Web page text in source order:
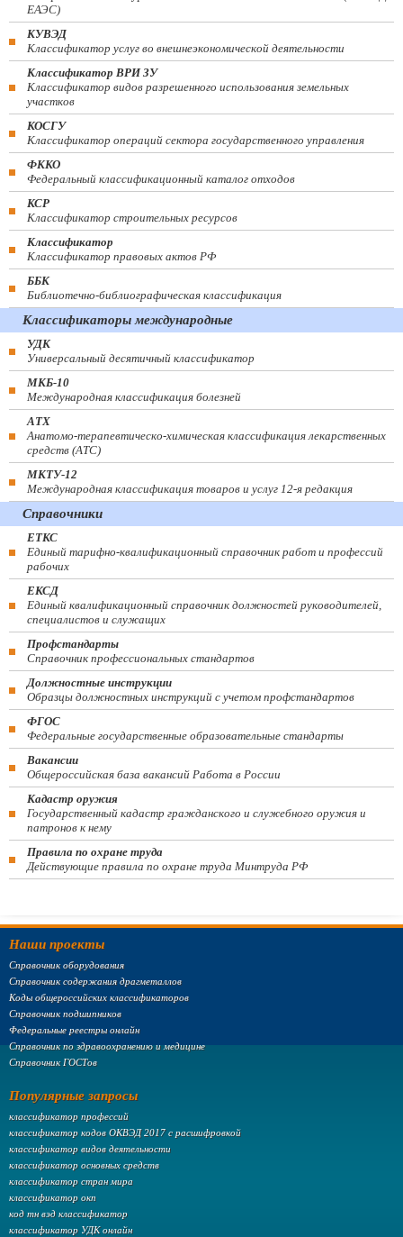
ЕАЭС)
КУВЭД
Классификатор услуг во внешнеэкономической деятельности
Классификатор ВРИ ЗУ
Классификатор видов разрешенного использования земельных
участков
КОСГУ
Классификатор операций сектора государственного управления
ФККО
Федеральный классификационный каталог отходов
КСР
Классификатор строительных ресурсов
Классификатор
Классификатор правовых актов РФ
ББК
Библиотечно-библиографическая классификация
Классификаторы международные
УДК
Универсальный десятичный классификатор
МКБ-10
Международная классификация болезней
АТХ
Анатомо-терапевтическо-химическая классификация лекарственных
средств (ATC)
МКТУ-12
Международная классификация товаров и услуг 12-я редакция
Справочники
ЕТКС
Единый тарифно-квалификационный справочник работ и профессий
рабочих
ЕКСД
Единый квалификационный справочник должностей руководителей,
специалистов и служащих
Профстандарты
Справочник профессиональных стандартов
Должностные инструкции
Образцы должностных инструкций с учетом профстандартов
ФГОС
Федеральные государственные образовательные стандарты
Вакансии
Общероссийская база вакансий Работа в России
Кадастр оружия
Государственный кадастр гражданского и служебного оружия и
патронов к нему
Правила по охране труда
Действующие правила по охране труда Минтруда РФ
Наши проекты
Справочник оборудования
Справочник содержания драгметаллов
Коды общероссийских классификаторов
Справочник подшипников
Федеральные реестры онлайн
Справочник по здравоохранению и медицине
Справочник ГОСТов
Популярные запросы
классификатор профессий
классификатор кодов ОКВЭД 2017 с расшифровкой
классификатор видов деятельности
классификатор основных средств
классификатор стран мира
классификатор окп
код тн вэд классификатор
классификатор УДК онлайн